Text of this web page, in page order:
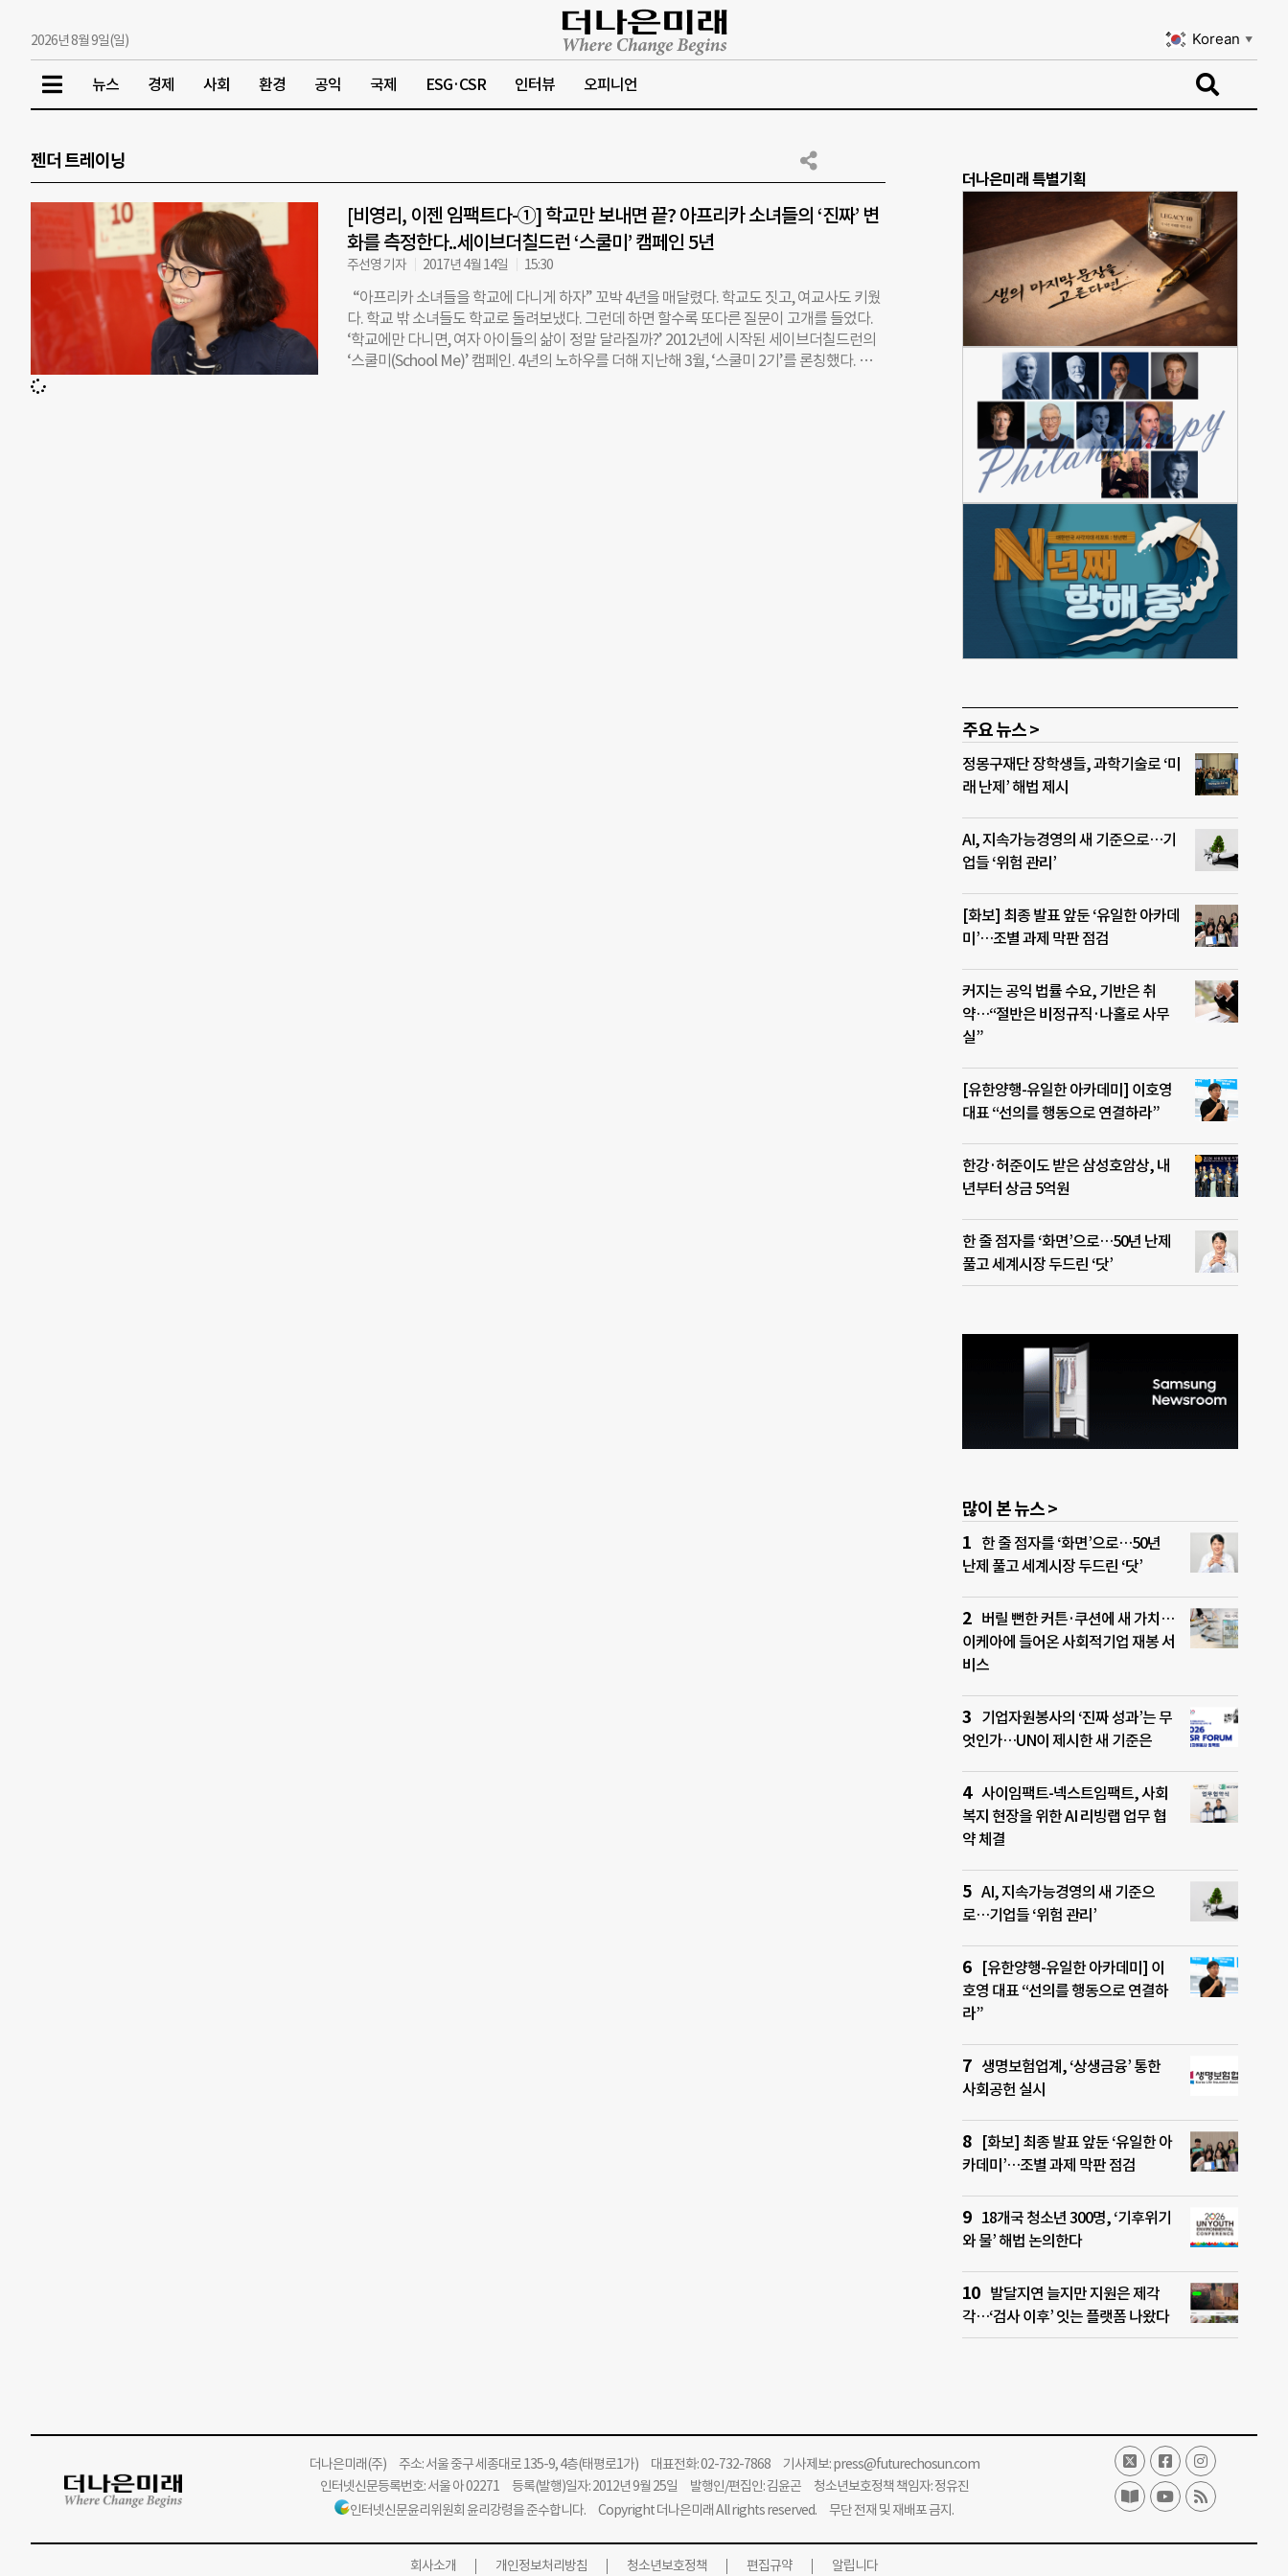
2026년 8월 9일(일) Korean ▼
뉴스 경제 사회 환경 공익 국제 ESG·CSR 인터뷰 오피니언
젠더 트레이닝
[비영리, 이젠 임팩트다-①] 학교만 보내면 끝? 아프리카 소녀들의 ‘진짜’ 변
화를 측정한다..세이브더칠드런 ‘스쿨미’ 캠페인 5년
주선영 기자 2017년 4월 14일 15:30
“아프리카 소녀들을 학교에 다니게 하자” 꼬박 4년을 매달렸다. 학교도 짓고, 여교사도 키웠
다. 학교 밖 소녀들도 학교로 돌려보냈다. 그런데 하면 할수록 또다른 질문이 고개를 들었다.
‘학교에만 다니면, 여자 아이들의 삶이 정말 달라질까?’ 2012년에 시작된 세이브더칠드런의
‘스쿨미(School Me)’ 캠페인. 4년의 노하우를 더해 지난해 3월, ‘스쿨미 2기’를 론칭했다. 새
더나은미래 특별기획
주요 뉴스 >
정몽구재단 장학생들, 과학기술로 ‘미
래 난제’ 해법 제시
AI, 지속가능경영의 새 기준으로…기
업들 ‘위험 관리’
[화보] 최종 발표 앞둔 ‘유일한 아카데
미’…조별 과제 막판 점검
커지는 공익 법률 수요, 기반은 취
약…“절반은 비정규직·나홀로 사무
실”
[유한양행-유일한 아카데미] 이호영
대표 “선의를 행동으로 연결하라”
한강·허준이도 받은 삼성호암상, 내
년부터 상금 5억원
한 줄 점자를 ‘화면’으로…50년 난제
풀고 세계시장 두드린 ‘닷’
많이 본 뉴스 >
한 줄 점자를 ‘화면’으로…50년
난제 풀고 세계시장 두드린 ‘닷’
버릴 뻔한 커튼·쿠션에 새 가치…
이케아에 들어온 사회적기업 재봉 서
비스
기업자원봉사의 ‘진짜 성과’는 무
엇인가…UN이 제시한 새 기준은
사이임팩트-넥스트임팩트, 사회
복지 현장을 위한 AI 리빙랩 업무 협
약 체결
AI, 지속가능경영의 새 기준으
로…기업들 ‘위험 관리’
[유한양행-유일한 아카데미] 이
호영 대표 “선의를 행동으로 연결하
라”
생명보험업계, ‘상생금융’ 통한
사회공헌 실시
[화보] 최종 발표 앞둔 ‘유일한 아
카데미’…조별 과제 막판 점검
18개국 청소년 300명, ‘기후위기
와 물’ 해법 논의한다
발달지연 늘지만 지원은 제각
각…‘검사 이후’ 잇는 플랫폼 나왔다
더나은미래(주)주소: 서울 중구 세종대로 135-9, 4층(태평로1가) 대표전화: 02-732-7868 기사제보:press@futurechosun.com
인터넷신문등록번호: 서울 아 02271 등록(발행)일자: 2012년 9월 25일 발행인/편집인: 김윤곤 청소년보호정책 책임자: 정유진
인터넷신문윤리위원회 윤리강령을 준수합니다. Copyright 더나은미래 All rights reserved. 무단 전재 및 재배포 금지.
회사소개 개인정보처리방침 청소년보호정책 편집규약 알립니다